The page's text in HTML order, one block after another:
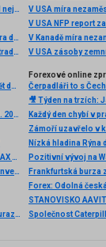
Stvořil elitní klub, kde Ameriku obral o 65 miliard. Madoff řídil největší Ponzi dějin
Historická data, kde je získat, jak připojit svého data providera do MultiCharts a proč je budeme potřebovat? (4. díl)
Jak obchodují profíci: Fibonacci trading - systém úspěšných traderů
V USA míra
V USA NFP report
V Kanadě míra
V USA zásoby
Zlato vyráží k novým maximům: Tři důvody, proč žlutý kov opět dominuje
Krypto šeptanda: Co přinesl poslední týden v kryptosvětě (7. 8. 2026)
Analýza DAX, Nasdaq, EUR/USD: Zlepšený sentiment poslal DAX na nová maxima
Praktické okénko: Bitcoin aktuálně jako spekulativní, nikoli investiční aktivum
Akciová analýza: Výsledky McDonald’s nepotěšily, ale ani neurazily. Jakou vizi společnost prezentovala?
Forexové online
Nízká hladina
Pozitivní vývoj na
Frankfurtská burza